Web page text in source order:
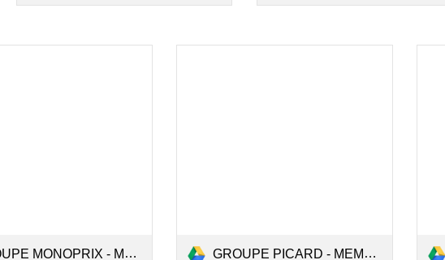
MONOPRIX - MEMOIRE.pdf GROUPE PICARD - MEMOIRE.pdf